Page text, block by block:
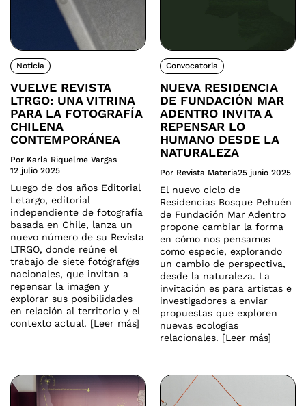
Noticia
VUELVE REVISTA
LTRGO: UNA VITRINA
PARA LA FOTOGRAFÍA
CHILENA
CONTEMPORÁNEA
Por Karla Riquelme Vargas
12 julio 2025
Luego de dos años Editorial
Letargo, editorial
independiente de fotografía
basada en Chile, lanza un
nuevo número de su Revista
LTRGO, donde reúne el
trabajo de siete fotógraf@s
nacionales, que invitan a
repensar la imagen y
explorar sus posibilidades
en relación al territorio y el
contexto actual. [Leer más]
Convocatoria
NUEVA RESIDENCIA
DE FUNDACIÓN MAR
ADENTRO INVITA A
REPENSAR LO
HUMANO DESDE LA
NATURALEZA
Por Revista Materia25 junio 2025
El nuevo ciclo de
Residencias Bosque Pehuén
de Fundación Mar Adentro
propone cambiar la forma
en cómo nos pensamos
como especie, explorando
un cambio de perspectiva,
desde la naturaleza. La
invitación es para artistas e
investigadores a enviar
propuestas que exploren
nuevas ecologías
relacionales. [Leer más]